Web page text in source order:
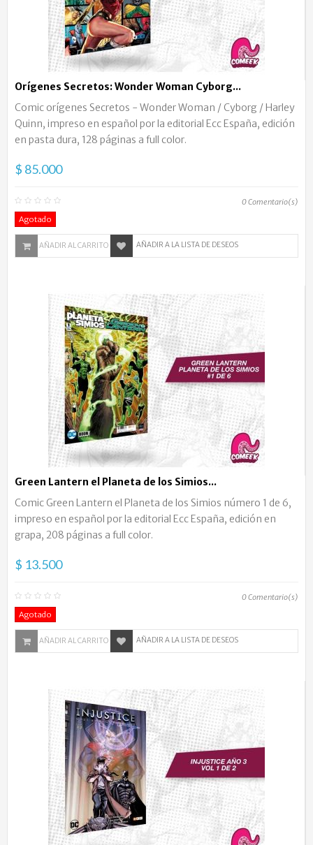
Orígenes Secretos: Wonder Woman Cyborg...
Comic orígenes Secretos - Wonder Woman / Cyborg / Harley
Quinn, impreso en español por la editorial Ecc España, edición
en pasta dura, 128 páginas a full color.
$ 85.000
0Comentario(s)
Agotado
AÑADIR AL CARRITO AÑADIR A LA LISTA DE DESEOS
Green Lantern el Planeta de los Simios...
Comic Green Lantern el Planeta de los Simios número 1 de 6,
impreso en español por la editorial Ecc España, edición en
grapa, 208 páginas a full color.
$ 13.500
0Comentario(s)
Agotado
AÑADIR AL CARRITO AÑADIR A LA LISTA DE DESEOS